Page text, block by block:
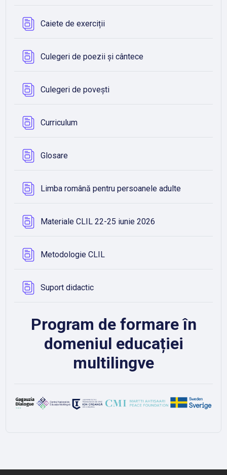
Caiete de exercițiiBază de date
Culegeri de poezii și cânteceBază de date
Culegeri de poveștiBază de date
CurriculumBază de date
GlosareBază de date
Limba română pentru persoanele adulteBază de
Materiale CLIL 22-25 iunie 2026
Metodologie CLILBază de date
Suport didacticBază de date
Program de formare în
domeniul educației
multilingve